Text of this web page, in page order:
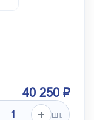
40 250 ₽
шт.